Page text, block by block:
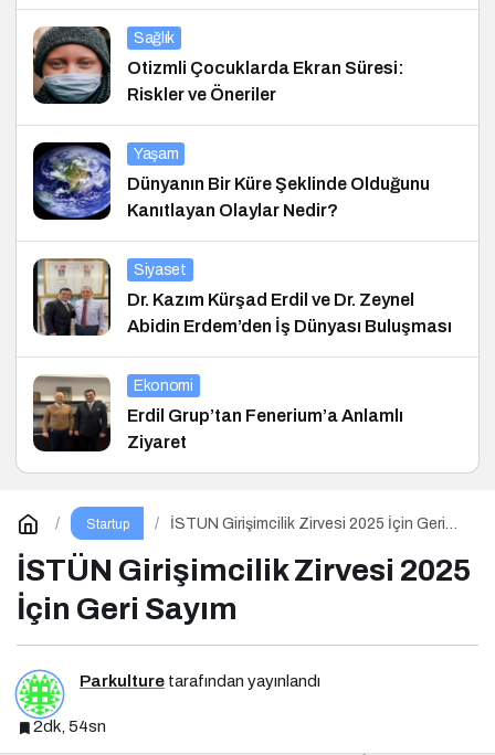
Sağlık
Otizmli Çocuklarda Ekran Süresi:
Riskler ve Öneriler
Yaşam
Dünyanın Bir Küre Şeklinde Olduğunu
Kanıtlayan Olaylar Nedir?
Siyaset
Dr. Kazım Kürşad Erdil ve Dr. Zeynel
Abidin Erdem’den İş Dünyası Buluşması
Ekonomi
Erdil Grup’tan Fenerium’a Anlamlı
Ziyaret
Startup
İSTÜN Girişimcilik Zirvesi 2025 İçin Geri
İSTÜN Girişimcilik Zirvesi 2025
İçin Geri Sayım
Parkulture tarafından yayınlandı
2dk, 54sn